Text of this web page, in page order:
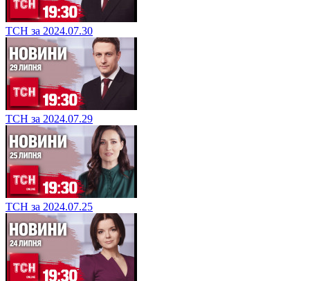
ТСН за 2024.07.30
ТСН за 2024.07.29
ТСН за 2024.07.25